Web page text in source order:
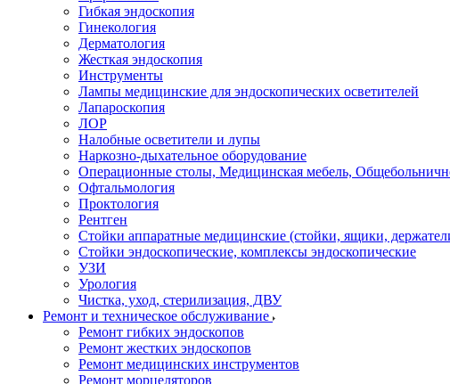
Гибкая эндоскопия
Гинекология
Дерматология
Жесткая эндоскопия
Инструменты
Лампы медицинские для эндоскопических осветителей
Лапароскопия
ЛОР
Налобные осветители и лупы
Наркозно-дыхательное оборудование
Операционные столы, Медицинская мебель,
Офтальмология
Проктология
Рентген
Стойки аппаратные медицинские (стойки, ящики,
Стойки эндоскопические, комплексы эндоскопические
УЗИ
Урология
Чистка, уход, стерилизация, ДВУ
Ремонт и техническое обслуживание
Ремонт гибких эндоскопов
Ремонт жестких эндоскопов
Ремонт медицинских инструментов
Ремонт морцеляторов